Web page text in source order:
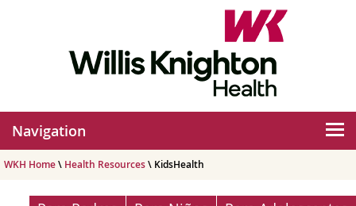
Navigation
WKH Home\ Health Resources\ KidsHealth